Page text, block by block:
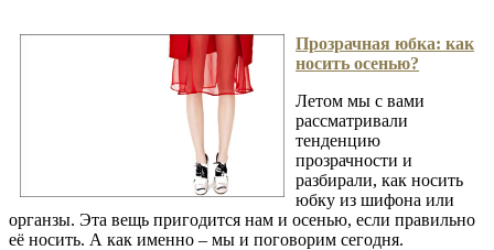
Прозрачная юбка: как
носить осенью?
Летом мы с вами
рассматривали
тенденцию
прозрачности и
разбирали, как носить
юбку из шифона или
органзы. Эта вещь пригодится нам и осенью, если правильно
её носить. А как именно – мы и поговорим сегодня.